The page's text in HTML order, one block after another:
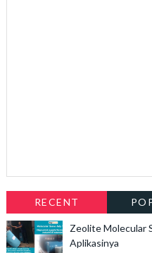
RECENT
Zeolite Molecular
Aplikasinya